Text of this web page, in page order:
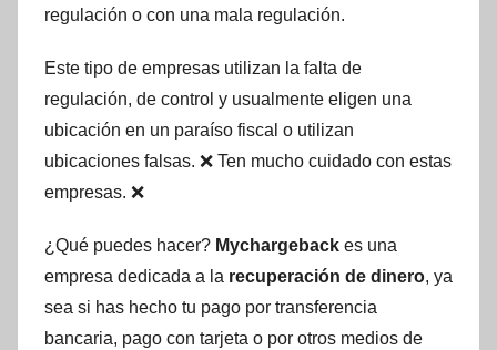
regulación o con una mala regulación.
Este tipo de empresas utilizan la falta de
regulación, de control y usualmente eligen una
ubicación en un paraíso fiscal o utilizan
ubicaciones falsas. ❌ Ten mucho cuidado con estas
empresas. ❌
¿Qué puedes hacer? Mychargeback es una
empresa dedicada a la recuperación de dinero, ya
sea si has hecho tu pago por transferencia
bancaria, pago con tarjeta o por otros medios de